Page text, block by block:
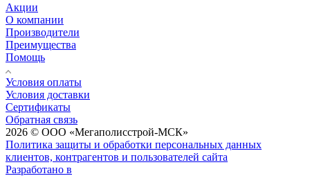
Акции
О компании
Производители
Преимущества
Помощь
Условия оплаты
Условия доставки
Сертификаты
Обратная связь
2026 © ООО «Мегаполисстрой-МСК»
Политика защиты и обработки персональных данных
клиентов, контрагентов и пользователей сайта
Разработано в